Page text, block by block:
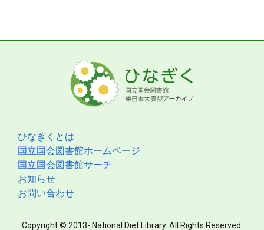
ひなぎくとは
国立国会図書館ホームページ
国立国会図書館サーチ
お知らせ
お問い合わせ
Copyright © 2013- National Diet Library. All Rights Reserved.